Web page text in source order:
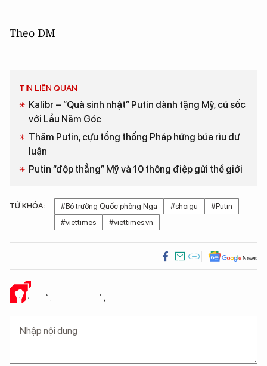
Theo DM
TIN LIÊN QUAN
Kalibr – “Quà sinh nhật” Putin dành tặng Mỹ, cú sốc
với Lầu Năm Góc
Thăm Putin, cựu tổng thống Pháp hứng búa rìu dư
luận
Putin “độp thẳng” Mỹ và 10 thông điệp gửi thế giới
TỪ KHÓA: #Bộ trưởng Quốc phòng Nga #shoigu
#Putin
#viettimes
#viettimes.vn
Ý KIẾN CỦA BẠN